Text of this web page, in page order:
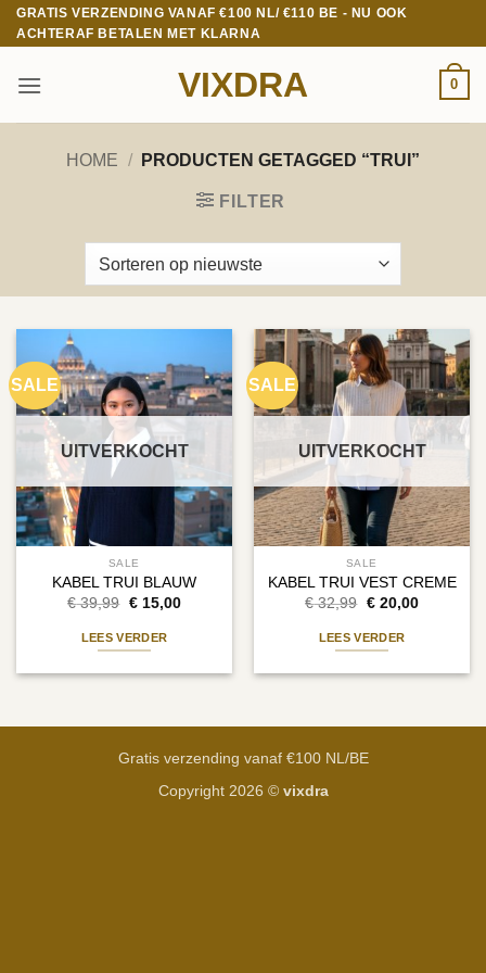
Ga
naar
GRATIS VERZENDING VANAF €100 NL/ €110 BE - NU OOK
ACHTERAF BETALEN MET KLARNA
VIXDRA 0
HOME / PRODUCTEN GETAGGED “TRUI”
FILTER
SALE
UITVERKOCHT
SALE
KABEL TRUI BLAUW
€39,99 Oorspronkelijke
was:
€ 39,99.
€15,00Huidige
LEES VERDER
SALE
UITVERKOCHT
SALE
KABEL TRUI VEST CREME
€32,99 Oorspronkelijke
was:
€ 32,99.
€20,00Huidige
LEES VERDER
Gratis verzending vanaf €100 NL/BE
Copyright 2026 © vixdra